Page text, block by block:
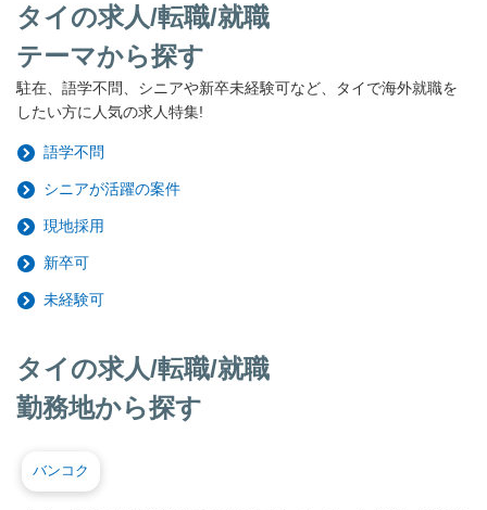
タイの求人/転職/就職
テーマから探す
駐在、語学不問、シニアや新卒未経験可など、タイで海外就職を
したい方に人気の求人特集!
語学不問
シニアが活躍の案件
現地採用
新卒可
未経験可
タイの求人/転職/就職
勤務地から探す
バンコク